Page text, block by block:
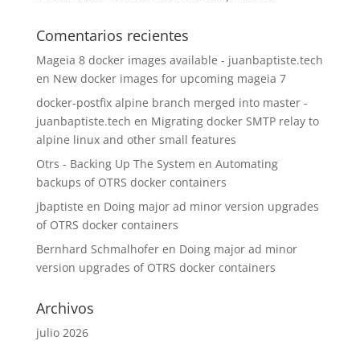
Comentarios recientes
Mageia 8 docker images available - juanbaptiste.tech
en New docker images for upcoming mageia 7
docker-postfix alpine branch merged into master -
juanbaptiste.tech en Migrating docker SMTP relay to
alpine linux and other small features
Otrs - Backing Up The System en Automating
backups of OTRS docker containers
jbaptiste en Doing major ad minor version upgrades
of OTRS docker containers
Bernhard Schmalhoferen Doing major ad minor
version upgrades of OTRS docker containers
Archivos
julio 2026